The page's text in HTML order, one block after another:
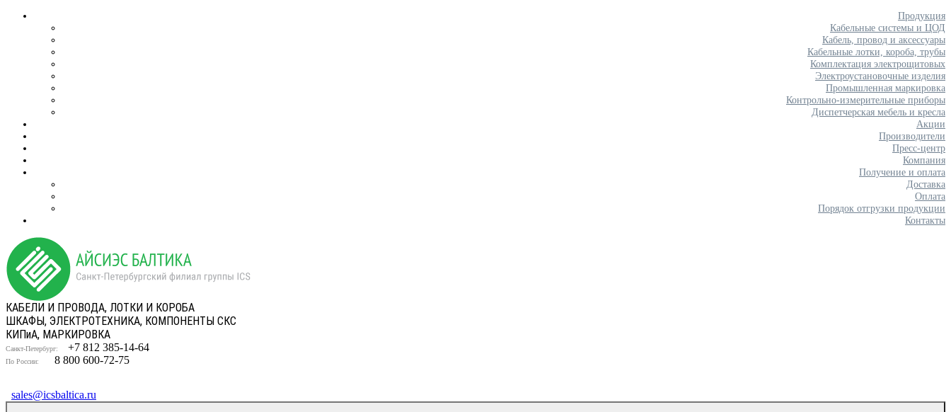
Продукция
Кабельные системы и ЦОД
Кабель, провод и аксессуары
Кабельные лотки, короба, трубы
Комплектация электрощитовых
Электроустановочные изделия
Промышленная маркировка
Контрольно-измерительные приборы
Диспетчерская мебель и кресла
Акции
Производители
Пресс-центр
Компания
Получение и оплата
Доставка
Оплата
Порядок отгрузки продукции
Контакты
КАБЕЛИ И ПРОВОДА, ЛОТКИ И КОРОБА
ШКАФЫ, ЭЛЕКТРОТЕХНИКА, КОМПОНЕНТЫ СКС
КИПиА, МАРКИРОВКА
Санкт-Петербург: +7 812 385-14-64
По России: 8 800 600-72-75
sales@icsbaltica.ru